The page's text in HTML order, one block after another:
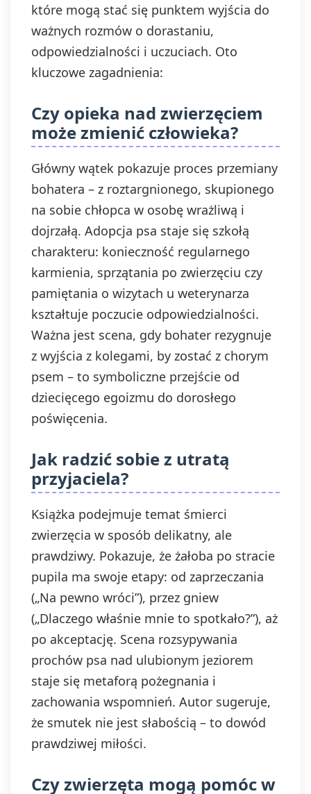
które mogą stać się punktem wyjścia do
ważnych rozmów o dorastaniu,
odpowiedzialności i uczuciach. Oto
kluczowe zagadnienia:
Czy opieka nad zwierzęciem
może zmienić człowieka?
Główny wątek pokazuje proces przemiany
bohatera – z roztargnionego, skupionego
na sobie chłopca w osobę wrażliwą i
dojrzałą. Adopcja psa staje się szkołą
charakteru: konieczność regularnego
karmienia, sprzątania po zwierzęciu czy
pamiętania o wizytach u weterynarza
kształtuje poczucie odpowiedzialności.
Ważna jest scena, gdy bohater rezygnuje
z wyjścia z kolegami, by zostać z chorym
psem – to symboliczne przejście od
dziecięcego egoizmu do dorosłego
poświęcenia.
Jak radzić sobie z utratą
przyjaciela?
Książka podejmuje temat śmierci
zwierzęcia w sposób delikatny, ale
prawdziwy. Pokazuje, że żałoba po stracie
pupila ma swoje etapy: od zaprzeczania
(„Na pewno wróci”), przez gniew
(„Dlaczego właśnie mnie to spotkało?”), aż
po akceptację. Scena rozsypywania
prochów psa nad ulubionym jeziorem
staje się metaforą pożegnania i
zachowania wspomnień. Autor sugeruje,
że smutek nie jest słabością – to dowód
prawdziwej miłości.
Czy zwierzęta mogą pomóc w